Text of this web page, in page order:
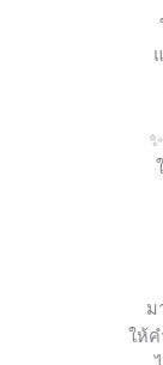
ม
ให้